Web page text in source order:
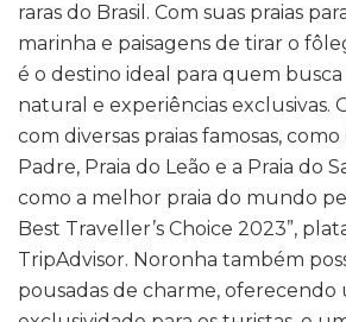
raras do Brasil. Com suas praias
marinha e paisagens de tirar o
é o destino ideal para quem
natural e experiências exclusivas.
com diversas praias famosas,
Padre, Praia do Leão e a Praia do
como a melhor praia do mundo
Best Traveller’s Choice 2023”,
TripAdvisor. Noronha também
pousadas de charme, oferecendo